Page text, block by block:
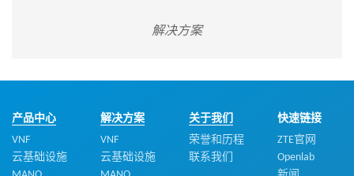
解决方案
产品中心
VNF
云基础设施
解决方案
VNF
云基础设施
关于我们
荣誉和历程
联系我们
快速链接
ZTE官网
Openlab